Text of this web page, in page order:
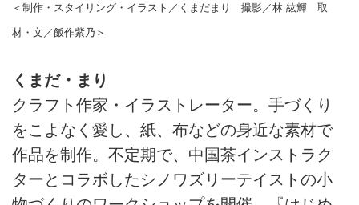
＜制作・スタイリング・イラスト／くまだまり 撮影／林 紘輝 取
材・文／飯作紫乃＞
くまだ・まり
クラフト作家・イラストレーター。手づくり
をこよなく愛し、紙、布などの身近な素材で
作品を制作。不定期で、中国茶インストラク
ターとコラボしたシノワズリーテイストの小